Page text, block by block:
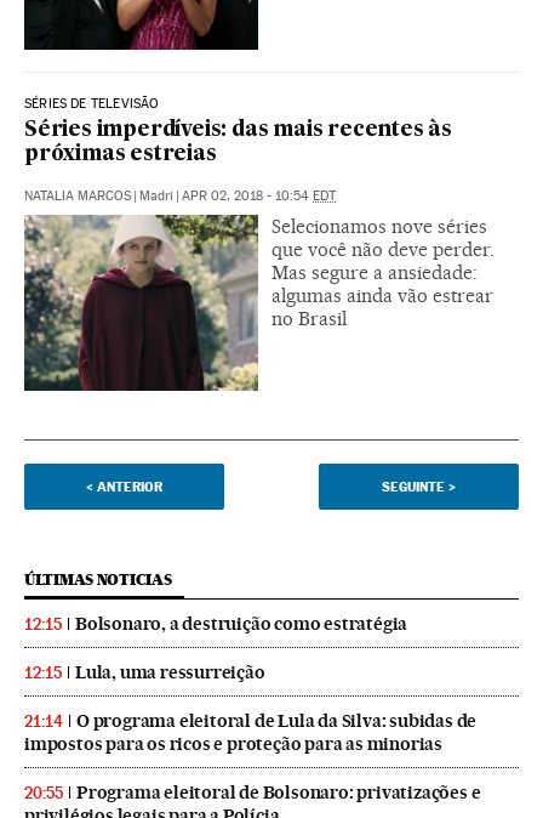
SÉRIES DE TELEVISÃO
Séries imperdíveis: das mais recentes às
próximas estreias
NATALIA MARCOS Madri APR 02, 2018 - 10:54 EDT
Selecionamos nove séries
que você não deve perder.
Mas segure a ansiedade:
algumas ainda vão estrear
no Brasil
< ANTERIOR SEGUINTE >
ÚLTIMAS NOTICIAS
12:15 Bolsonaro, a destruição como estratégia
12:15 Lula, uma ressurreição
21:14
O programa eleitoral de Lula da Silva: subidas de
impostos para os ricos e proteção para as minorias
20:55
Programa eleitoral de Bolsonaro: privatizações e